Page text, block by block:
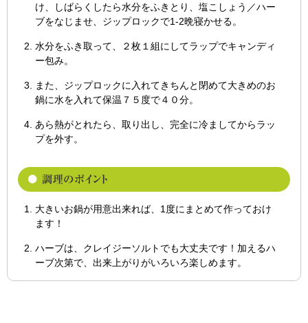
け、しばらくしたら水分をふきとり、塩こしょう／ハー
ブをなじませ、ジップロックで1-2晩寝かせる。
水分をふき取って、２枚１組にしてラップでキャンディ
ー包み。
また、ジップロックに入れてきちんと閉めて大きめのお
鍋に水を入れて保温７５度で４０分。
あら熱がとれたら、取り出し、完全に冷ましてからラッ
プを外す。
大きいお鍋が用意出来れば、1度にまとめて作っておけ
ます！
ハーブは、クレイジーソルトでも大丈夫です！加えるハ
ーブ次第で、出来上がりがいろいろ楽しめます。